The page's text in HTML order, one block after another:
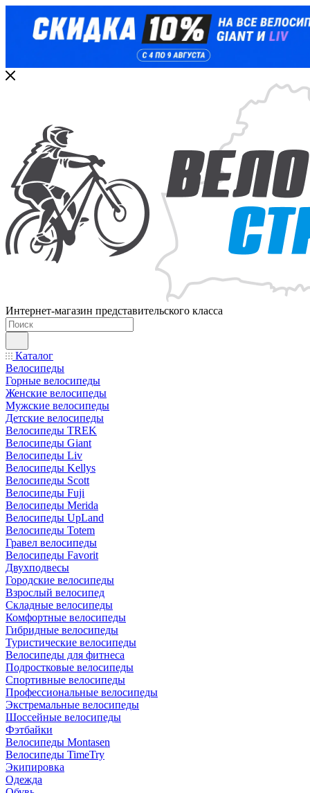
Интернет-магазин представительского класса
Каталог
Велосипеды
Горные велосипеды
Женские велосипеды
Мужские велосипеды
Детские велосипеды
Велосипеды TREK
Велосипеды Giant
Велосипеды Liv
Велосипеды Kellys
Велосипеды Scott
Велосипеды Fuji
Велосипеды Merida
Велосипеды UpLand
Велосипеды Totem
Гравел велосипеды
Велосипеды Favorit
Двухподвесы
Городские велосипеды
Взрослый велосипед
Складные велосипеды
Комфортные велосипеды
Гибридные велосипеды
Туристические велосипеды
Велосипеды для фитнеса
Подростковые велосипеды
Спортивные велосипеды
Профессиональные велосипеды
Экстремальные велосипеды
Шоссейные велосипеды
Фэтбайки
Велосипеды Montasen
Велосипеды TimeTry
Экипировка
Одежда